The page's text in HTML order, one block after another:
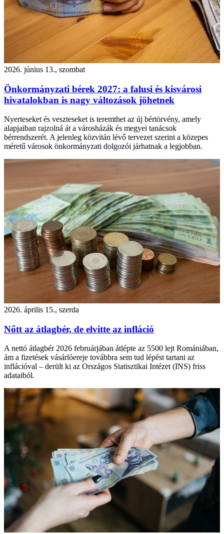
2026. június 13., szombat
Önkormányzati bérek 2027: a falusi és kisvárosi
hivatalokban is nagy változások jöhetnek
Nyerteseket és veszteseket is teremthet az új bértörvény, amely
alapjaiban rajzolná át a városházák és megyei tanácsok
bérrendszerét. A jelenleg közvitán lévő tervezet szerint a közepes
méretű városok önkormányzati dolgozói járhatnak a legjobban.
2026. április 15., szerda
Nőtt az átlagbér, de elvitte az infláció
A nettó átlagbér 2026 februárjában átlépte az 5500 lejt Romániában,
ám a fizetések vásárlóereje továbbra sem tud lépést tartani az
inflációval – derült ki az Országos Statisztikai Intézet (INS) friss
adataiból.